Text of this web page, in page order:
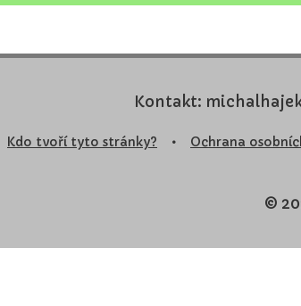
Kontakt:
Kdo tvoří tyto stránky? • Ochrana
©